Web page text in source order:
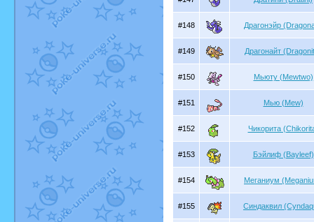
#148 Драгонэйр
#149 Драгонайт
#150 Мьюту (Mewtwo)
#151 Мью (Mew)
#152 Чикорита
#153 Бэйлиф (Bayleef)
#154 Меганиум
#155 Синдаквил